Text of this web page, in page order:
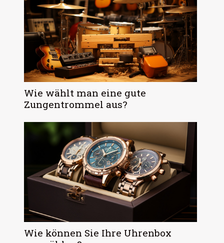
Wie wählt man eine gute
Zungentrommel aus?
Wie können Sie Ihre Uhrenbox